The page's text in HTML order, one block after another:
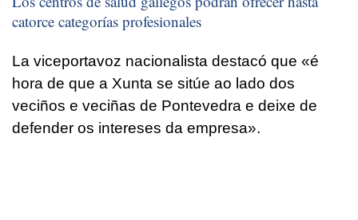
catorce categorías profesionales
La viceportavoz nacionalista destacó que «é
hora de que a Xunta se sitúe ao lado dos
veciños e veciñas de Pontevedra e deixe de
defender os intereses da empresa».